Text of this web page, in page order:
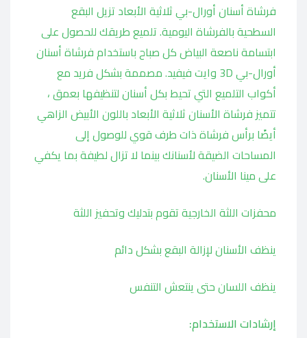
فرشاة أسنان أورال-بي ثلاثية الأبعاد تزيل البقع
السطحية بالفرشاة اليومية. تلميع طريقك للحصول على
ابتسامة ناصعة البياض كل صباح باستخدام فرشاة أسنان
أورال-بي 3D وايت فيفيد. مصممة بشكل فريد مع
أكواب التلميع التي تحيط بكل أسنان لتنظيفها بعمق ،
تتميز فرشاة الأسنان ثلاثية الأبعاد باللون الأبيض الزاهي
أيضًا برأس فرشاة ذات طرف قوي للوصول إلى
المساحات الضيقة لأسنانك بينما لا تزال لطيفة بما يكفي
على مينا الأسنان.
محفزات اللثة الخارجية تقوم بتدليك وتحفيز اللثة
ينظف الأسنان لإزالة البقع بشكل دائم
ينظف اللسان حتى ينتعش التنفس
إرشادات الاستخدام: